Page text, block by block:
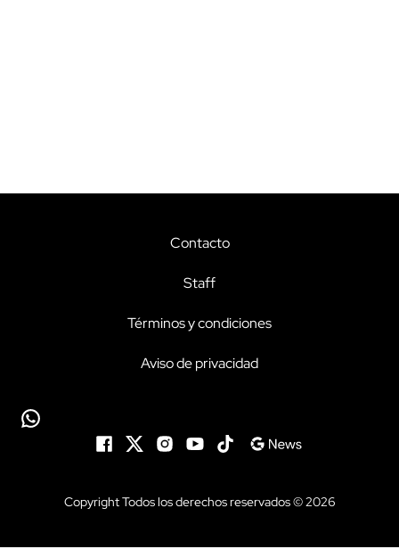
Contacto
Staff
Términos y condiciones
Aviso de privacidad
Copyright Todos los derechos reservados © 2026